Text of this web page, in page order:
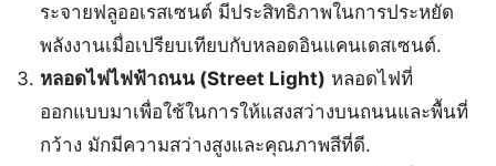
ระจายฟลูออเรสเซนต์ มีประสิทธิภาพในการประหยัด
พลังงานเมื่อเปรียบเทียบกับหลอดอินแคนเดสเซนต์.
หลอดไฟไฟฟ้าถนน (Street Light) หลอดไฟที่
ออกแบบมาเพื่อใช้ในการให้แสงสว่างบนถนนและพื้นที่
กว้าง มักมีความสว่างสูงและคุณภาพสีที่ดี.